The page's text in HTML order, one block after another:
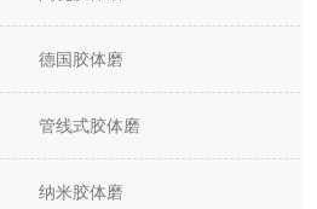
德国胶体磨
管线式胶体磨
纳米胶体磨